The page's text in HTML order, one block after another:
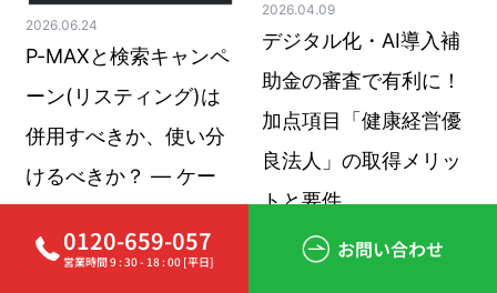
2026.06.24
P-MAXと検索キャンペ
ーン(リスティング)は
併用すべきか、使い分
けるべきか？ ― ケー
2026.04.09
デジタル化・AI導入補
助金の審査で有利に！
加点項目「健康経営優
良法人」の取得メリッ
トと要件
0120-659-057
営業時間 9 : 30 - 18 : 00 [平日] お問い合わせ